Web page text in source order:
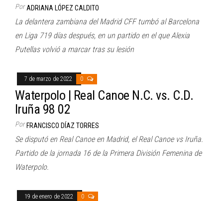
Por ADRIANA LÓPEZ CALDITO
La delantera zambiana del Madrid CFF tumbó al Barcelona
en Liga 719 días después, en un partido en el que Alexia
Putellas volvió a marcar tras su lesión
7 de marzo de 2022 0
Waterpolo | Real Canoe N.C. vs. C.D.
Iruña 98 02
Por FRANCISCO DÍAZ TORRES
Se disputó en Real Canoe en Madrid, el Real Canoe vs Iruña.
Partido de la jornada 16 de la Primera División Femenina de
Waterpolo.
19 de enero de 2022 0